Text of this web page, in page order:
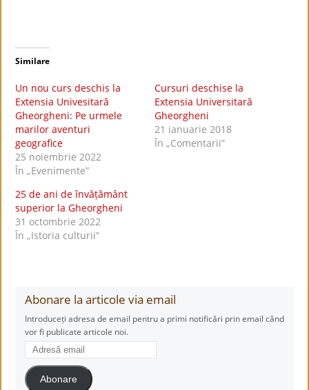
Similare
Un nou curs deschis la
Extensia Univesitară
Gheorgheni: Pe urmele
marilor aventuri
geografice
25 noiembrie 2022
În „Evenimente”
Cursuri deschise la
Extensia Universitară
Gheorgheni
21 ianuarie 2018
În „Comentarii”
25 de ani de învățământ
superior la Gheorgheni
31 octombrie 2022
În „Istoria culturii”
Abonare la articole via email
Introduceți adresa de email pentru a primi notificări prin email când
vor fi publicate articole noi.
Adresă
email
Abonare